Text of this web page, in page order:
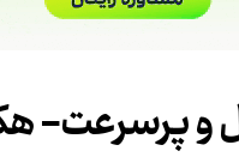
پرسرعت-